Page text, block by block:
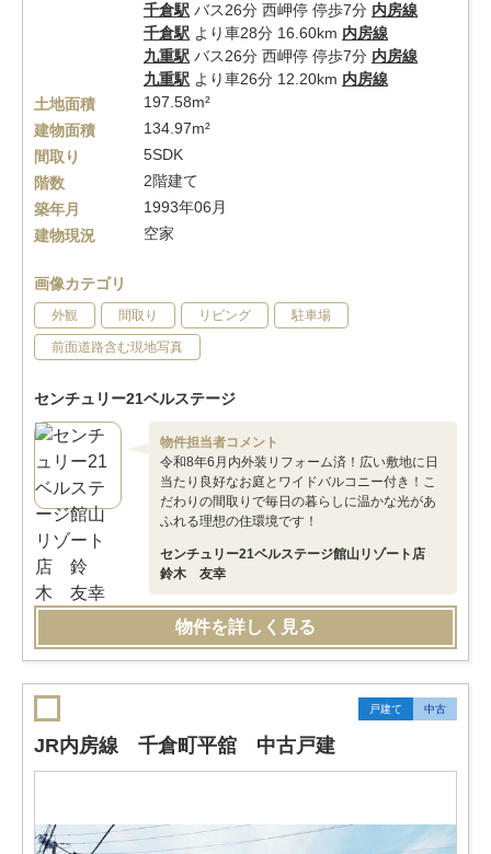
千倉駅 バス26分 西岬停 停歩7分 内房線
千倉駅 より車28分 16.60km 内房線
九重駅 バス26分 西岬停 停歩7分 内房線
九重駅 より車26分 12.20km 内房線
土地面積
197.58m²
建物面積
134.97m²
間取り
5SDK
階数
2階建て
築年月
1993年06月
建物現況
空家
画像カテゴリ
外観 間取り リビング 駐車場
前面道路含む現地写真
センチュリー21ベルステージ
物件担当者コメント
令和8年6月内外装リフォーム済！広い敷地に日
当たり良好なお庭とワイドバルコニー付き！こ
だわりの間取りで毎日の暮らしに温かな光があ
ふれる理想の住環境です！
センチュリー21ベルステージ館山リゾート店
鈴木 友幸
物件を詳しく見る
戸建て 中古
JR内房線 千倉町平舘 中古戸建